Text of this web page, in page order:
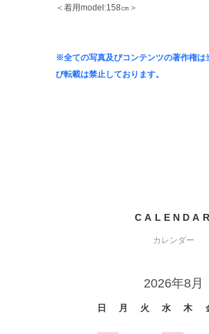
＜着用model:158㎝＞
※全ての写真及びコンテンツの著作権は
び転載は禁止しております。
CALENDAR
カレンダー
2026年8月
日 月 火 水 木